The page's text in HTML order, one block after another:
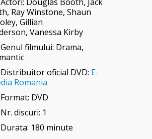
, Ray Winstone, Shaun
Gillian
Vanessa Kirby
Genul filmului: Drama,
Distribuitor oficial DVD: E-
Romania
Format: DVD
Nr. discuri: 1
Durata: 180 minute